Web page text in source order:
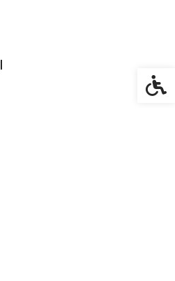
Setări